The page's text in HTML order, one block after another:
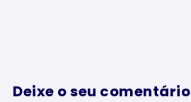
Deixe o seu comentário